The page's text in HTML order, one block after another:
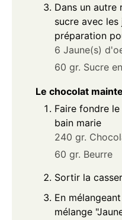
Dans un autre
sucre avec
préparation
6 Jaune(s)
60 gr. Sucre
Le chocolat
Faire fondre
bain marie
240 gr.
60 gr. Beurre
Sortir la
En
mélange